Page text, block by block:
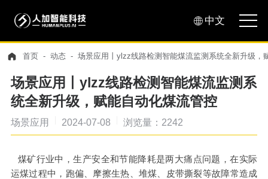
中文
首页 动态 场景应用丨ylzz线路检测智能煤流监测系统全新升级，
场景应用丨ylzz线路检测智能煤流监测系
统全新升级，赋能自动化煤流管控
场景应用 2024-07-08 浏览量：2242
煤矿行业中，生产安全和节能降耗是两大痛点问题，在实际
运煤过程中，跑偏、摩擦生热、堆煤、皮带撕裂等故障常造成